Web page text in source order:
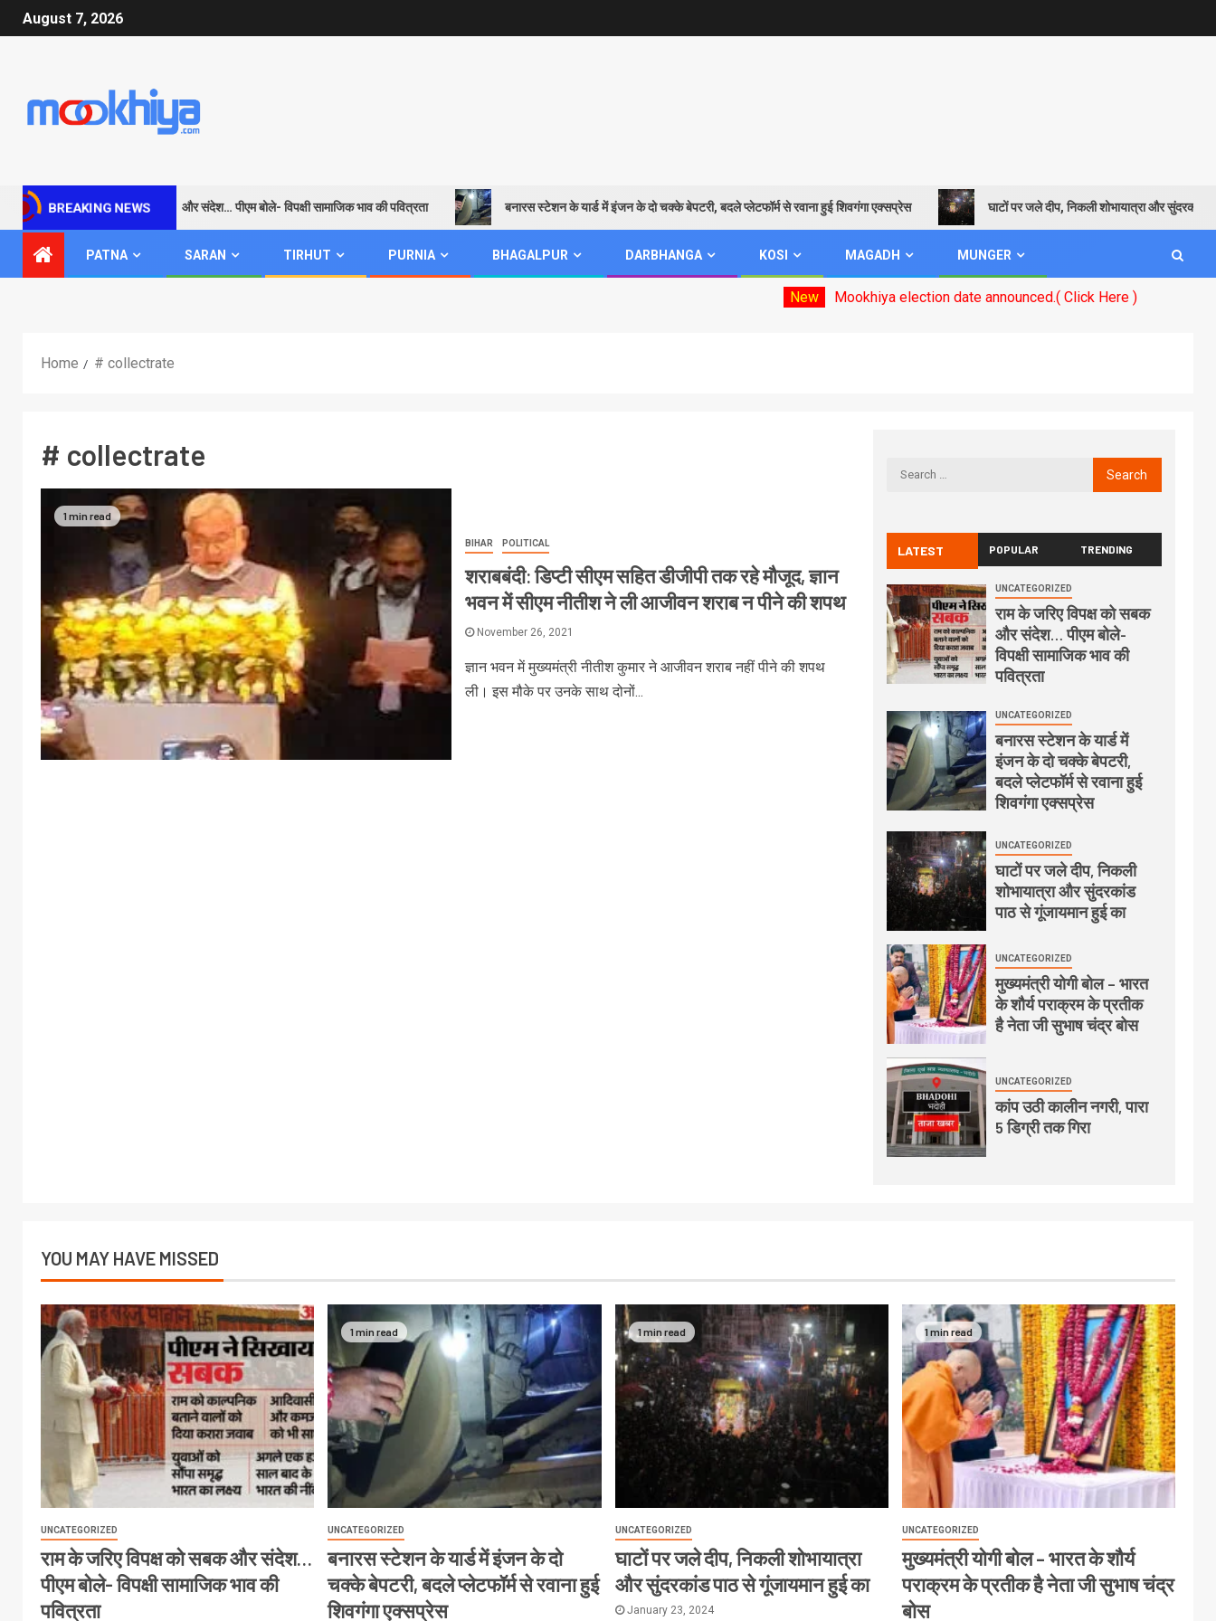
August 7, 2026
BREAKING NEWS
राम के जरिए विपक्ष को सबक और संदेश… पीएम बोले- विपक्षी सामाजिक भाव की पवित्रता बनारस स्टेशन के यार्ड में इंजन के दो चक्के बेपटरी, बदले प्लेटफॉर्म से रवाना हुई शिवगंगा एक्सप्रेस घाटों पर जले दीप, निकली शोभायात्रा और सुंदरकांड पाठ से
PATNA SARAN TIRHUT PURNIA BHAGALPUR DARBHANGA KOSI MAGADH MUNGER
Mookhiya election date announced.( Click Here )
Home # collectrate
# collectrate
1 min read
BIHAR POLITICAL
शराबबंदी: डिप्टी सीएम सहित डीजीपी तक रहे मौजूद, ज्ञान
भवन में सीएम नीतीश ने ली आजीवन शराब न पीने की शपथ
November 26, 2021
ज्ञान भवन में मुख्यमंत्री नीतीश कुमार ने आजीवन शराब नहीं पीने की शपथ
ली। इस मौके पर उनके साथ दोनों...
LATEST POPULAR TRENDING
UNCATEGORIZED
राम के जरिए विपक्ष को सबक
और संदेश… पीएम बोले-
विपक्षी सामाजिक भाव की
पवित्रता
UNCATEGORIZED
बनारस स्टेशन के यार्ड में
इंजन के दो चक्के बेपटरी,
बदले प्लेटफॉर्म से रवाना हुई
शिवगंगा एक्सप्रेस
UNCATEGORIZED
घाटों पर जले दीप, निकली
शोभायात्रा और सुंदरकांड
पाठ से गूंजायमान हुई का
UNCATEGORIZED
मुख्यमंत्री योगी बोल – भारत
के शौर्य पराक्रम के प्रतीक
है नेता जी सुभाष चंद्र बोस
UNCATEGORIZED
कांप उठी कालीन नगरी, पारा
5 डिग्री तक गिरा
YOU MAY HAVE MISSED
UNCATEGORIZED
राम के जरिए विपक्ष को सबक और संदेश…
पीएम बोले- विपक्षी सामाजिक भाव की
पवित्रता
1 min read
UNCATEGORIZED
बनारस स्टेशन के यार्ड में इंजन के दो
चक्के बेपटरी, बदले प्लेटफॉर्म से रवाना हुई
शिवगंगा एक्सप्रेस
1 min read
UNCATEGORIZED
घाटों पर जले दीप, निकली शोभायात्रा
और सुंदरकांड पाठ से गूंजायमान हुई का
January 23, 2024
1 min read
UNCATEGORIZED
मुख्यमंत्री योगी बोल – भारत के शौर्य
पराक्रम के प्रतीक है नेता जी सुभाष चंद्र
बोस